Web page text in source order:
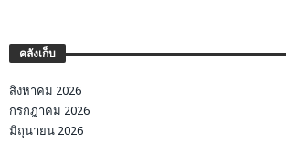
คลังเก็บ
สิงหาคม 2026
กรกฎาคม 2026
มิถุนายน 2026